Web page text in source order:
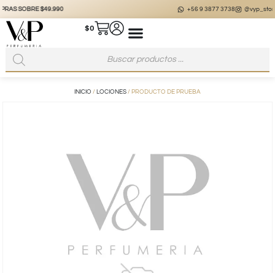
vypstore.cl
$0
INICIO / LOCIONES / PRODUCTO DE PRUEBA